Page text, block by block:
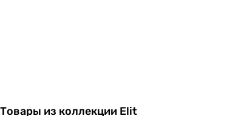
Товары из коллекции Elit